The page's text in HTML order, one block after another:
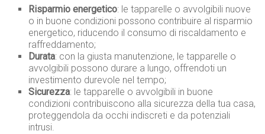
Risparmio energetico: le tapparelle o avvolgibili nuove
o in buone condizioni possono contribuire al risparmio
energetico, riducendo il consumo di riscaldamento e
raffreddamento;
Durata: con la giusta manutenzione, le tapparelle o
avvolgibili possono durare a lungo, offrendoti un
investimento durevole nel tempo;
Sicurezza: le tapparelle o avvolgibili in buone
condizioni contribuiscono alla sicurezza della tua casa,
proteggendola da occhi indiscreti e da potenziali
intrusi.